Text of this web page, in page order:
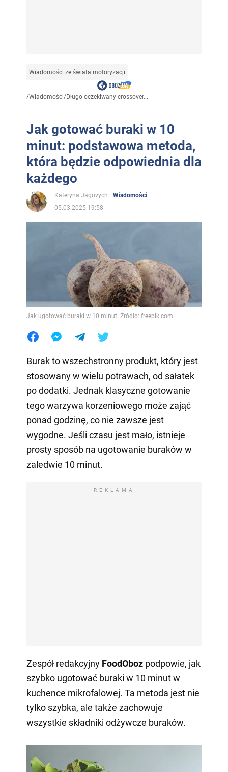
Wiadomości ze świata motoryzacji
/Wiadomości/Długo oczekiwany crossover...
Jak gotować buraki w 10
minut: podstawowa metoda,
która będzie odpowiednia dla
każdego
Kateryna Jagovych
Wiadomości
05.03.2025 19:58
Jak ugotować buraki w 10 minut. Źródło: freepik.com
Burak to wszechstronny produkt, który jest
stosowany w wielu potrawach, od sałatek
po dodatki. Jednak klasyczne gotowanie
tego warzywa korzeniowego może zająć
ponad godzinę, co nie zawsze jest
wygodne. Jeśli czasu jest mało, istnieje
prosty sposób na ugotowanie buraków w
zaledwie 10 minut.
REKLAMA
Zespół redakcyjny FoodOboz podpowie, jak
szybko ugotować buraki w 10 minut w
kuchence mikrofalowej. Ta metoda jest nie
tylko szybka, ale także zachowuje
wszystkie składniki odżywcze buraków.